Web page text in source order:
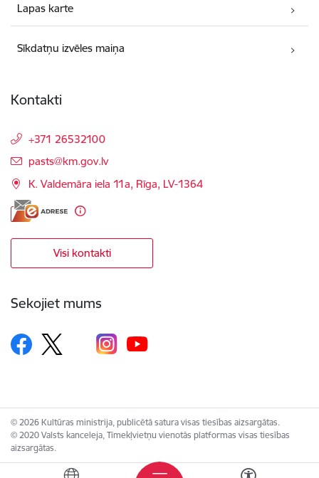
Lapas karte
Sīkdatņu izvēles maiņa
Kontakti
+371 26532100
E-pasts:
pasts@km.gov.lv
K. Valdemāra iela 11a, Rīga, LV-1364
Visi kontakti
Sekojiet mums
© 2026 Kultūras ministrija, publicētā satura visas tiesības aizsargātas.
© 2020 Valsts kanceleja, Tīmekļvietņu vienotās platformas visas tiesības
aizsargātas.